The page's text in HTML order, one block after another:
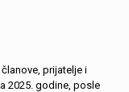
prijatelje i
2025. godine, posle